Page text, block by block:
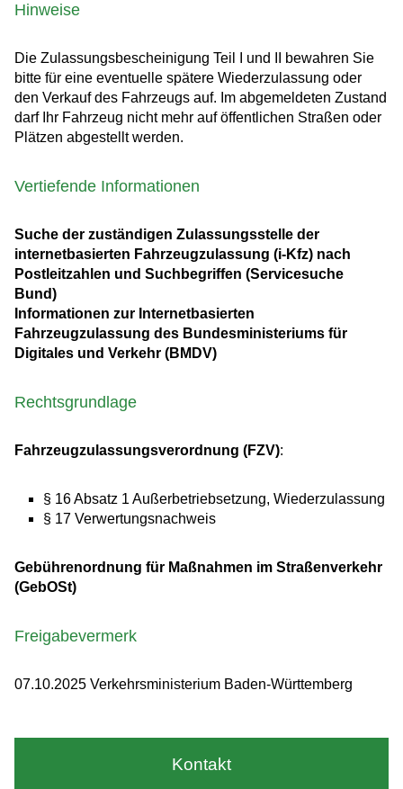
Hinweise
Die Zulassungsbescheinigung Teil I und II bewahren Sie
bitte für eine eventuelle spätere Wiederzulassung oder
den Verkauf des Fahrzeugs auf. Im abgemeldeten Zustand
darf Ihr Fahrzeug nicht mehr auf öffentlichen Straßen oder
Plätzen abgestellt werden.
Vertiefende Informationen
Suche der zuständigen Zulassungsstelle der
internetbasierten Fahrzeugzulassung (i-Kfz) nach
Postleitzahlen und Suchbegriffen (Servicesuche
Bund)
Informationen zur Internetbasierten
Fahrzeugzulassung des Bundesministeriums für
Digitales und Verkehr (BMDV)
Rechtsgrundlage
Fahrzeugzulassungsverordnung (FZV):
§ 16 Absatz 1 Außerbetriebsetzung, Wiederzulassung
§ 17 Verwertungsnachweis
Gebührenordnung für Maßnahmen im Straßenverkehr
(GebOSt)
Freigabevermerk
07.10.2025 Verkehrsministerium Baden-Württemberg
Kontakt